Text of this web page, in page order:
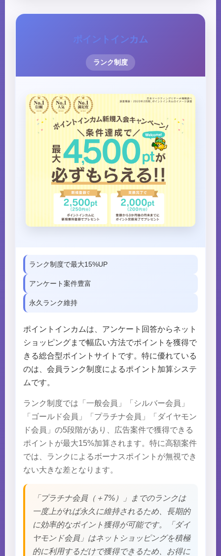
ポイントインカム
ランク制度
ランク制度で最大15%UP
アンケート案件豊富
永久ランク維持
ポイントインカムは、アンケート回答からネット
ショッピングまで幅広い方法でポイントを獲得で
きる総合型ポイントサイトです。特に優れている
のは、会員ランク制度によるポイント加算システ
ムです。
ランク制度では「一般会員」「シルバー会員」
「ゴールド会員」「プラチナ会員」「ダイヤモン
ド会員」の5段階があり、広告案件で獲得できる
ポイントが最大15%加算されます。特に高額案件
では、ランクによるボーナスポイントが無視でき
ない大きな差となります。
「プラチナ会員（＋7%）」までのランクは
一度上がれば永久に維持されるため、長期的
に効率的なポイント獲得が可能です。「ダイ
ヤモンド会員」はネットショッピングを積極
的に利用するだけで獲得できるため、お得に